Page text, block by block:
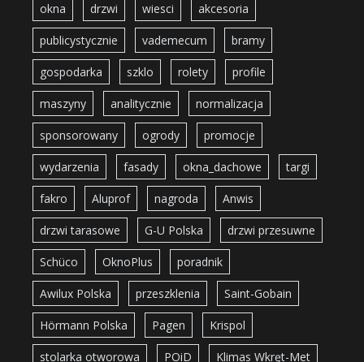
okna drzwi wiesci akcesoria
publicystycznie vademecum bramy
gospodarka szklo rolety profile
maszyny analitycznie normalizacja
sponsorowany ogrody promocje
wydarzenia fasady okna_dachowe targi
fakro Aluprof nagroda Anwis
drzwi tarasowe G-U Polska drzwi przesuwne
Schüco OknoPlus poradnik
Awilux Polska przeszklenia Saint-Gobain
Hörmann Polska Pagen Krispol
stolarka otworowa POiD Klimas Wkręt-Met